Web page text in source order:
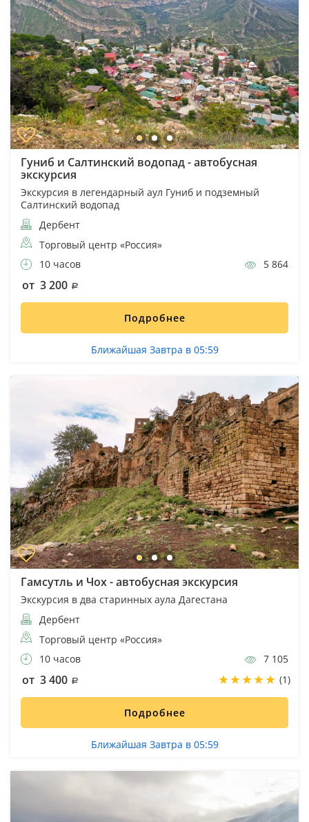
Гуниб и Салтинский водопад - автобусная
экскурсия
Экскурсия в легендарный аул Гуниб и подземный
Салтинский водопад
Дербент
Торговый центр «Россия»
10 часов
5 864
от 3 200
Подробнее
Ближайшая Завтра в 05:59
Гамсутль и Чох - автобусная экскурсия
Экскурсия в два старинных аула Дагестана
Дербент
Торговый центр «Россия»
10 часов
7 105
от 3 400 (1)
Подробнее
Ближайшая Завтра в 05:59